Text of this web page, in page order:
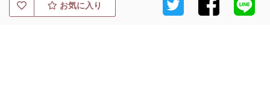
お気に入り